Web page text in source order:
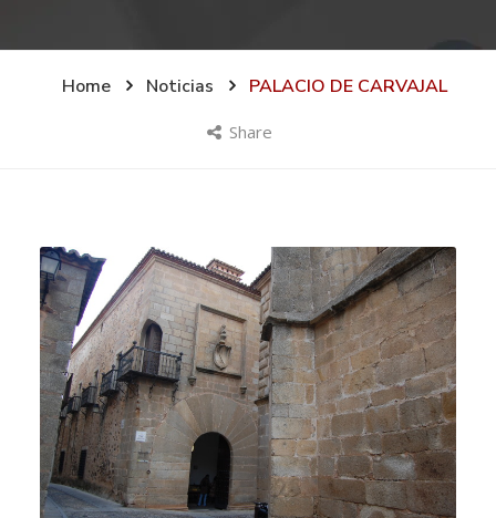
Home Noticias PALACIO DE CARVAJAL
Share